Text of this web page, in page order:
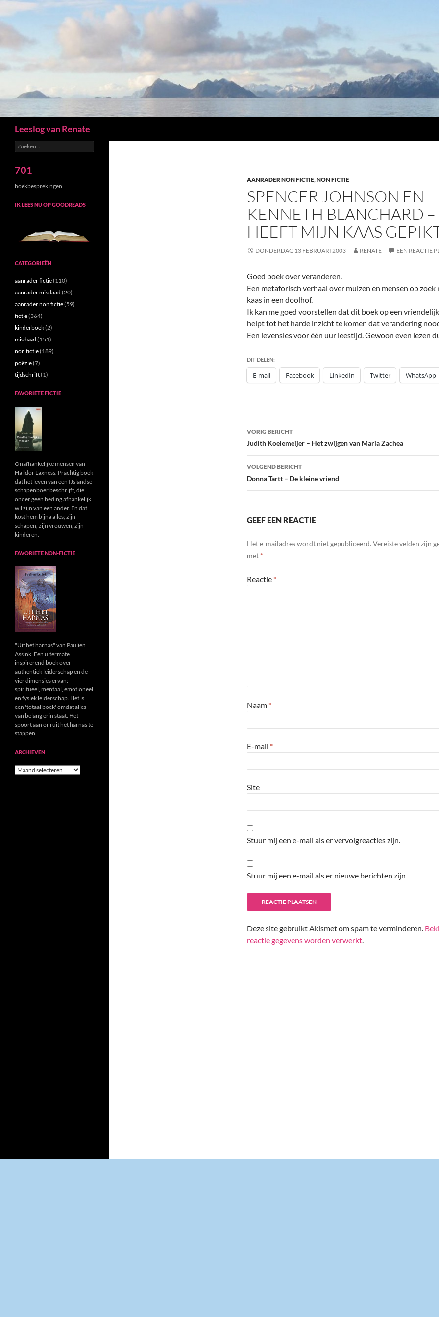
Leeslog van Renate
AANRADER NON FICTIE,NON FICTIE
SPENCER JOHNSON EN
KENNETH BLANCHARD
HEEFT MIJN KAAS
DONDERDAG 13 FEBRUARI 2003 RENATE EEN REACTIE
Goed boek over veranderen.
Een metaforisch verhaal over muizen en mensen op zoek
kaas in een doolhof.
Ik kan me goed voorstellen dat dit boek op een
helpt tot het harde inzicht te komen dat verandering
Een levensles voor één uur leestijd. Gewoon even lezen
DIT DELEN:
E-mail Facebook LinkedIn Twitter WhatsApp
Bericht
navigatie
VORIG BERICHT
Judith Koelemeijer – Het zwijgen van Maria Zachea
VOLGEND BERICHT
Donna Tartt – De kleine vriend
GEEF EEN REACTIE
Het e-mailadres wordt niet gepubliceerd. Vereiste velden zijn
met *
Reactie *
Naam *
E-mail *
Site
Stuur mij een e-mail als er vervolgreacties zijn.
Stuur mij een e-mail als er nieuwe berichten zijn.
Deze site gebruikt Akismet om spam te verminderen.
reactie gegevens worden verwerkt.
Zoeken
naar:
701
boekbesprekingen
IK LEES NU OP GOODREADS
CATEGORIEËN
aanrader fictie(110)
aanrader misdaad (20)
aanrader non fictie(59)
fictie(364)
kinderboek(2)
misdaad (151)
non fictie(189)
poëzie(7)
tijdschrift(1)
FAVORIETE FICTIE
Onafhankelijke mensen van
Halldor Laxness. Prachtig boek
dat het leven van een IJslandse
schapenboer beschrijft, die
onder geen beding afhankelijk
wil zijn van een ander. En dat
kost hem bijna alles; zijn
schapen, zijn vrouwen, zijn
kinderen.
FAVORIETE NON-FICTIE
"Uit het harnas" van Paulien
Assink. Een uitermate
inspirerend boek over
authentiek leiderschap en de
vier dimensies ervan:
spiritueel, mentaal, emotioneel
en fysiek leiderschap. Het is
een 'totaal boek' omdat alles
van belang erin staat. Het
spoort aan om uit het harnas te
stappen.
ARCHIEVEN
Archieven